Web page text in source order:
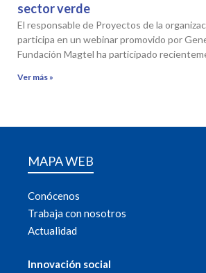
sector verde
El responsable de Proyectos de la
participa en un webinar promovido por
Fundación Magtel ha participado
Ver más »
MAPA WEB
Conócenos
Trabaja con nosotros
Actualidad
Innovación social